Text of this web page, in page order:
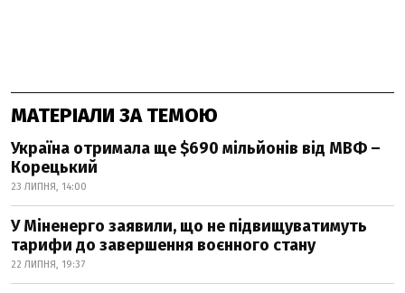
МАТЕРІАЛИ ЗА ТЕМОЮ
Україна отримала ще $690 мільйонів від МВФ –
Корецький
23 ЛИПНЯ, 14:00
У Міненерго заявили, що не підвищуватимуть
тарифи до завершення воєнного стану
22 ЛИПНЯ, 19:37